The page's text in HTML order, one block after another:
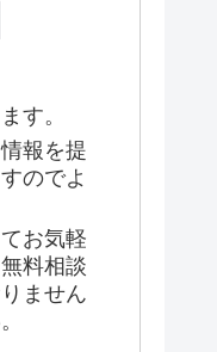
す。
報を提
のでよ
お気軽
料相談
ません